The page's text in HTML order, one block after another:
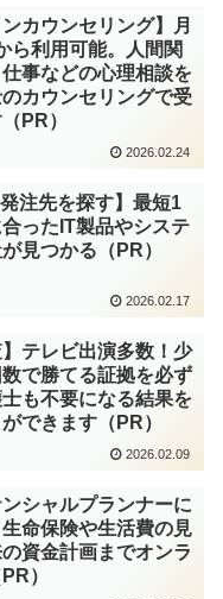
ンカウンセリング】月
ら利用可能。人間関
事などの心理相談を
カウンセリングで受
PR）
2026.02.24
発注先を探す】最短1
合ったIT製品やシステ
見つかる（PR）
2026.02.17
】テレビ出演多数！少
で勝てる証拠を必ず
も不要になる結果を
できます（PR）
2026.02.09
ンシャルプランナーに
命保険や生活費の見
資金計画までオンラ
）